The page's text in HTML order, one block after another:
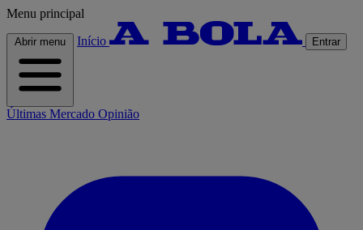
Menu principal
Abrir menu Início Entrar
Últimas Mercado Opinião